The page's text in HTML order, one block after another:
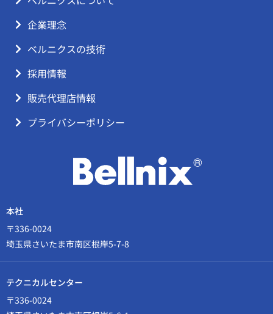
本社
〒336-0024
埼玉県さいたま市南区根岸5-7-8
テクニカルセンター
〒336-0024
企業理念
ベルニクスの技術
採用情報
販売代理店情報
プライバシーポリシー